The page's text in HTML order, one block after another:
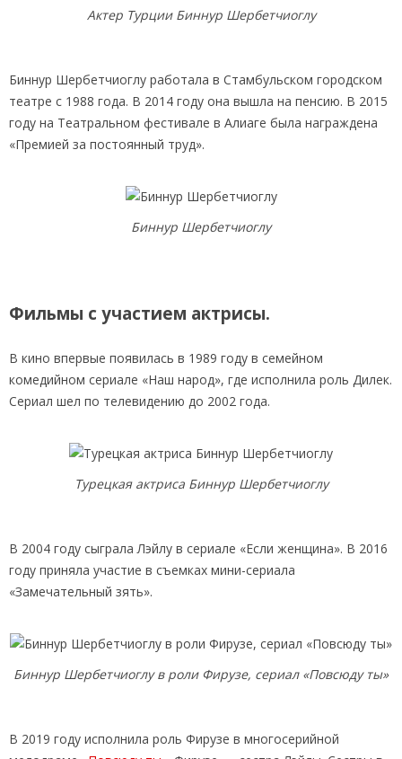
Актер Турции Биннур Шербетчиоглу
Биннур Шербетчиоглу работала в Стамбульском городском
театре с 1988 года. В 2014 году она вышла на пенсию. В 2015
году на Театральном фестивале в Алиаге была награждена
«Премией за постоянный труд».
Биннур Шербетчиоглу
Фильмы с участием актрисы.
В кино впервые появилась в 1989 году в семейном
комедийном сериале «Наш народ», где исполнила роль Дилек.
Сериал шел по телевидению до 2002 года.
Турецкая актриса Биннур Шербетчиоглу
В 2004 году сыграла Лэйлу в сериале «Если женщина». В 2016
году приняла участие в съемках мини-сериала
«Замечательный зять».
Биннур Шербетчиоглу в роли Фирузе, сериал «Повсюду ты»
В 2019 году исполнила роль Фирузе в многосерийной